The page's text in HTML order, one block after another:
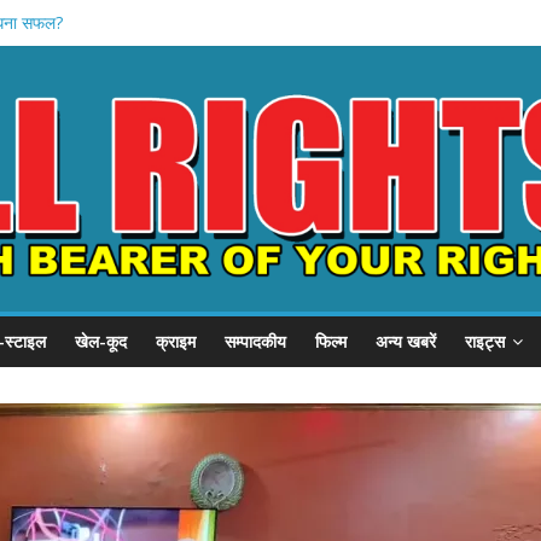
सफल?
के संकेत
कार्यक्रम
स्टूडियो लॉन्च
खेल-कूद क्राइम सम्पादकीय फिल्म अन्य खबरें राइट्स